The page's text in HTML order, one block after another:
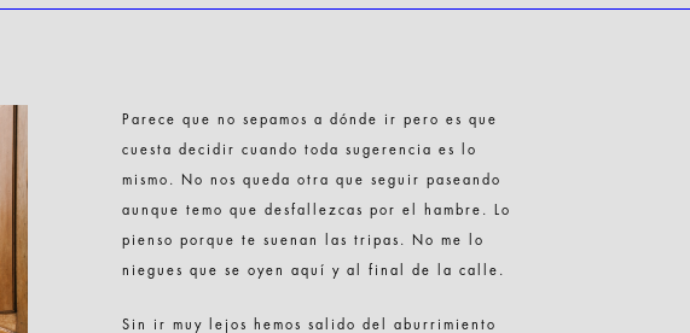
Parece que no sepamos a dónde ir pero es que
cuesta decidir cuando toda sugerencia es lo
mismo. No nos queda otra que seguir paseando
aunque temo que desfallezcas por el hambre. Lo
pienso porque te suenan las tripas. No me lo
niegues que se oyen aquí y al final de la calle.
Sin ir muy lejos hemos salido del aburrimiento